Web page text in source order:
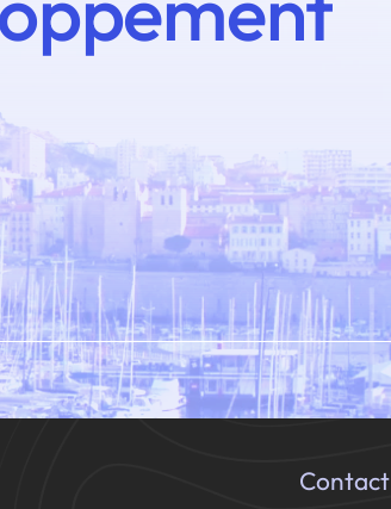
Contact